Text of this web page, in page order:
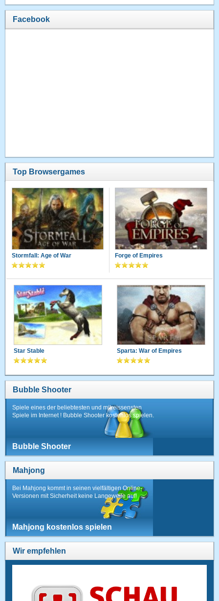
Facebook
Top Browsergames
Stormfall: Age of War Forge of Empires
Star Stable Sparta: War of Empires
Bubble Shooter
Spiele eines der beliebtesten und mitreissensten
Spiele im Internet ! Bubble Shooter kostenlos spielen.
Bubble Shooter
Mahjong
Bei Mahjong kommt in seinen vielfältigen Online-
Versionen mit Sicherheit keine Langeweile auf!
Mahjong kostenlos spielen
Wir empfehlen